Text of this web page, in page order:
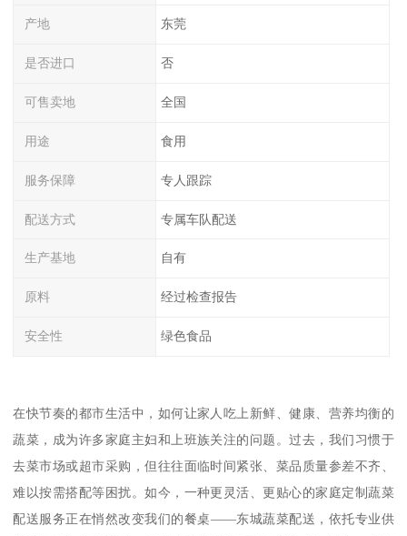
产地 东莞
是否进口 否
可售卖地 全国
用途 食用
服务保障 专人跟踪
配送方式 专属车队配送
生产基地 自有
原料 经过检查报告
安全性 绿色食品
在快节奏的都市生活中，如何让家人吃上新鲜、健康、营养均衡的
蔬菜，成为许多家庭主妇和上班族关注的问题。过去，我们习惯于
去菜市场或超市采购，但往往面临时间紧张、菜品质量参差不齐、
难以按需搭配等困扰。如今，一种更灵活、更贴心的家庭定制蔬菜
配送服务正在悄然改变我们的餐桌——东城蔬菜配送，依托专业供